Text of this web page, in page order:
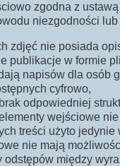
zgodna z
niezgodności
zdjęć nie posiada
publikacje w formie
napisów dla osób
cyfrowo,
odpowiedniej
wejściowe
treści użyto jedynie
nie mają
odstępów między